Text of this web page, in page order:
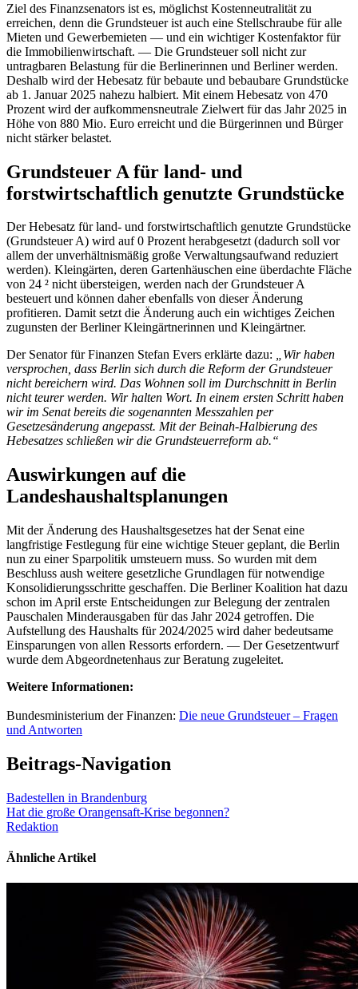
Ziel des Finanzsenators ist es, möglichst Kostenneutralität zu
erreichen, denn die Grundsteuer ist auch eine Stellschraube für alle
Mieten und Gewerbemieten — und ein wichtiger Kostenfaktor für
die Immobilienwirtschaft. — Die Grundsteuer soll nicht zur
untragbaren Belastung für die Berlinerinnen und Berliner werden.
Deshalb wird der Hebesatz für bebaute und bebaubare Grundstücke
ab 1. Januar 2025 nahezu halbiert. Mit einem Hebesatz von 470
Prozent wird der aufkommensneutrale Zielwert für das Jahr 2025 in
Höhe von 880 Mio. Euro erreicht und die Bürgerinnen und Bürger
nicht stärker belastet.
Grundsteuer A für land- und
forstwirtschaftlich genutzte Grundstücke
Der Hebesatz für land- und forstwirtschaftlich genutzte Grundstücke
(Grundsteuer A) wird auf 0 Prozent herabgesetzt (dadurch soll vor
allem der unverhältnismäßig große Verwaltungsaufwand reduziert
werden). Kleingärten, deren Gartenhäuschen eine überdachte Fläche
von 24 ² nicht übersteigen, werden nach der Grundsteuer A
besteuert und können daher ebenfalls von dieser Änderung
profitieren. Damit setzt die Änderung auch ein wichtiges Zeichen
zugunsten der Berliner Kleingärtnerinnen und Kleingärtner.
Der Senator für Finanzen Stefan Evers erklärte dazu: „Wir haben
versprochen, dass Berlin sich durch die Reform der Grundsteuer
nicht bereichern wird. Das Wohnen soll im Durchschnitt in Berlin
nicht teurer werden. Wir halten Wort. In einem ersten Schritt haben
wir im Senat bereits die sogenannten Messzahlen per
Gesetzesänderung angepasst. Mit der Beinah-Halbierung des
Hebesatzes schließen wir die Grundsteuerreform ab.“
Auswirkungen auf die
Landeshaushaltsplanungen
Mit der Änderung des Haushaltsgesetzes hat der Senat eine
langfristige Festlegung für eine wichtige Steuer geplant, die Berlin
nun zu einer Sparpolitik umsteuern muss. So wurden mit dem
Beschluss aush weitere gesetzliche Grundlagen für notwendige
Konsolidierungsschritte geschaffen. Die Berliner Koalition hat dazu
schon im April erste Entscheidungen zur Belegung der zentralen
Pauschalen Minderausgaben für das Jahr 2024 getroffen. Die
Aufstellung des Haushalts für 2024/2025 wird daher bedeutsame
Einsparungen von allen Ressorts erfordern. — Der Gesetzentwurf
wurde dem Abgeordnetenhaus zur Beratung zugeleitet.
Weitere Informationen:
Bundesministerium der Finanzen: Die neue Grundsteuer – Fragen
und Antworten
Beitrags-Navigation
Badestellen in Brandenburg
Hat die große Orangensaft-Krise begonnen?
Redaktion
Ähnliche Artikel